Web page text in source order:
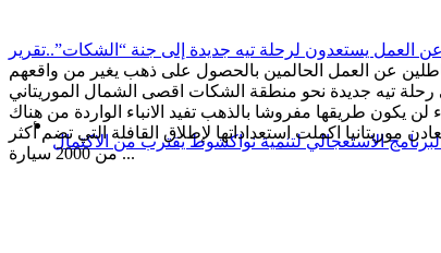
البرنامج الاستعجالي لتنمية نواكشوط يقترب من الاكتمال
عن العمل يستعدون لرحلة تيه جديدة إلى جنة “الشكات”..تقرير
عن العمل الحالمين بالحصول على ذهب يغير من واقعهم
رحلة تيه جديدة نحو منطقة الشكات اقصى الشمال الموريتاني
يكون طريقها مفروشا بالذهب تفيد الانباء الواردة من هناك
موريتانيا اكملت استعداداتها لإطلاق القافلة التي تضم أكثر
من 2000 سيارة ...